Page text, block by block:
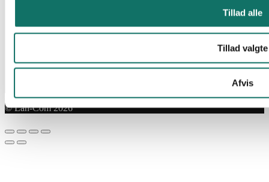
Tillad alle
Tillad valgte
Afvis
© Lan-Com 2026